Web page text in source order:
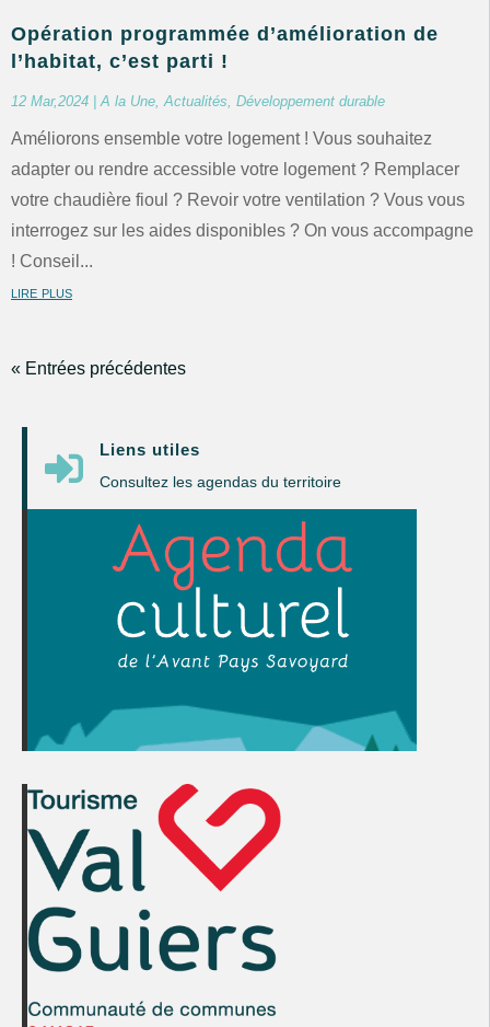
Opération programmée d’amélioration de
l’habitat, c’est parti !
12 Mar,2024 A la Une Actualités Développement durable
Améliorons ensemble votre logement ! Vous souhaitez
adapter ou rendre accessible votre logement ? Remplacer
votre chaudière fioul ? Revoir votre ventilation ? Vous vous
interrogez sur les aides disponibles ? On vous accompagne
! Conseil...
lire plus
« Entrées précédentes
 Liens utiles
Consultez les agendas du territoire